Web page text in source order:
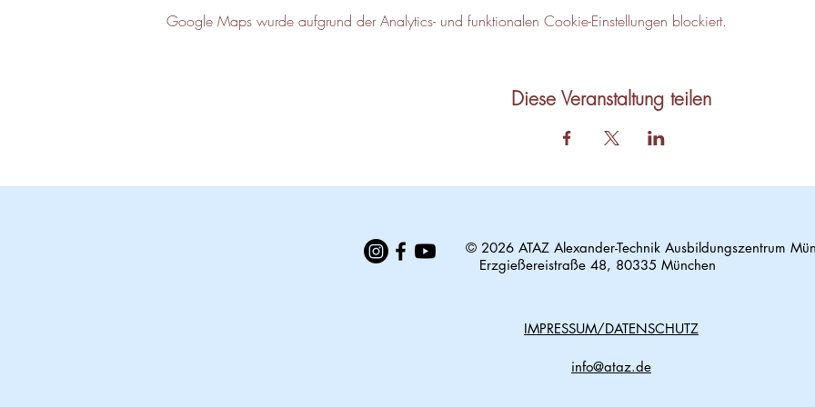
Google Maps wurde aufgrund der Analytics- und funktionalen Cookie-Einstellungen blockiert.
Diese Veranstaltung teilen
© 2026 ATAZ Alexander-Technik Ausbildungszentrum
Erzgießereistraße 48, 80335 München
IMPRESSUM/DATENSCHUTZ
info@ataz.de